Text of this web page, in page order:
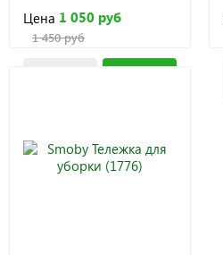
Цена 1 050 руб
1 450 руб